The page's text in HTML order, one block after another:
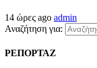
14 ώρες ago admin
Αναζήτηση για:
ΡΕΠΟΡΤΑΖ